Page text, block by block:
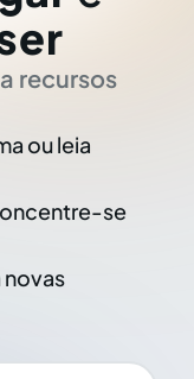
recursos
ou leia
se